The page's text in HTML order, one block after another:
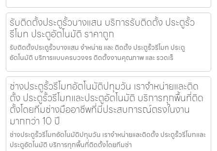
รับติดตั้งประตูรั้วบางแสน บริการรับติดตั้ง ประตูรั้ว
รีโมท ประตูอัตโนมัติ ราคาถูก
รับติดตั้งประตูรั้วบางแสน จำหน่าย และ ติดตั้ง ประตูรั้วรีโมท ประตู
อัตโนมัติ บริการแบบครบวงจร ติดตั้งงานคุณภาพ และ รวดเร็
ช่างประตูรั้วรีโมทอัตโนมัติปทุมวัน เราจำหน่ายและติด
ตั้ง ประตูรั้วรีโมทและประตูอัตโนมัติ บริการทุกพื้นที่ติด
ตั้งโดยทีมช่างมืออาชีพที่มีประสบการณ์ตรงในงาน
มากกว่า 10 ปี
ช่างประตูรั้วรีโมทอัตโนมัติปทุมวัน เราจำหน่ายและติดตั้ง ประตูรั้วรีโมทและ
ประตูอัตโนมัติ บริการทุกพื้นที่ติดตั้งโดยทีมช่า